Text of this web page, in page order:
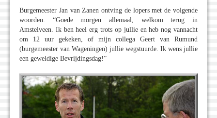
Burgemeester Jan van Zanen ontving de lopers met de volgende
woorden: “Goede morgen allemaal, welkom terug in
Amstelveen. Ik ben heel erg trots op jullie en heb nog vannacht
om 12 uur gekeken, of mijn collega Geert van Rumund
(burgemeester van Wageningen) jullie wegstuurde. Ik wens jullie
een geweldige Bevrijdingsdag!”